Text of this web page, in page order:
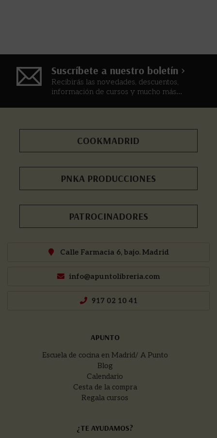
Suscríbete a nuestro boletín >
Recibirás las novedades, descuentos,
información de cursos y mucho más...
COOKMADRID
PNKA PRODUCCIONES
PATROCINADORES
Calle Farmacia 6, bajo. Madrid
info@apuntolibreria.com
917 02 10 41
APUNTO
Escuela de cocina en Madrid/ A Punto
Blog
Calendario
Cesta de la compra
Regala cursos
¿TE AYUDAMOS?